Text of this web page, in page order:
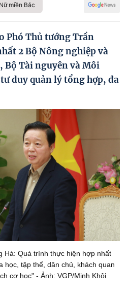
sách
và doanh nghiệp dân tộc
sản
Nữ miền Bắc
Phó Thủ tướng Trần
2 Bộ Nông nghiệp và
Tài nguyên và Môi
duy quản lý tổng hợp, đa
Hà: Quá trình thực hiện hợp nhất
học, tập thể, dân chủ, khách quan
cơ học" - Ảnh: VGP/Minh Khôi